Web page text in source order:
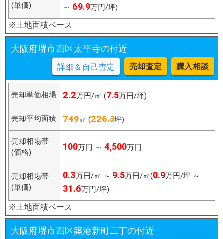
(単価)
～ 69.9万円/坪)
※土地面積ベース
大阪府堺市西区太平寺の付近
詳細＆自己査定 売却査定 購入相談
売却単価相場 2.2万円/㎡ (7.5万円/坪)
売却平均面積 749㎡ (226.8坪)
売却相場帯
(価格)
100万円 ～ 4,500万円
売却相場帯
(単価)
0.3万円/㎡ ～ 9.5万円/㎡(0.9万円/坪 ～
31.6万円/坪)
※土地面積ベース
大阪府堺市西区築港新町二丁の付近